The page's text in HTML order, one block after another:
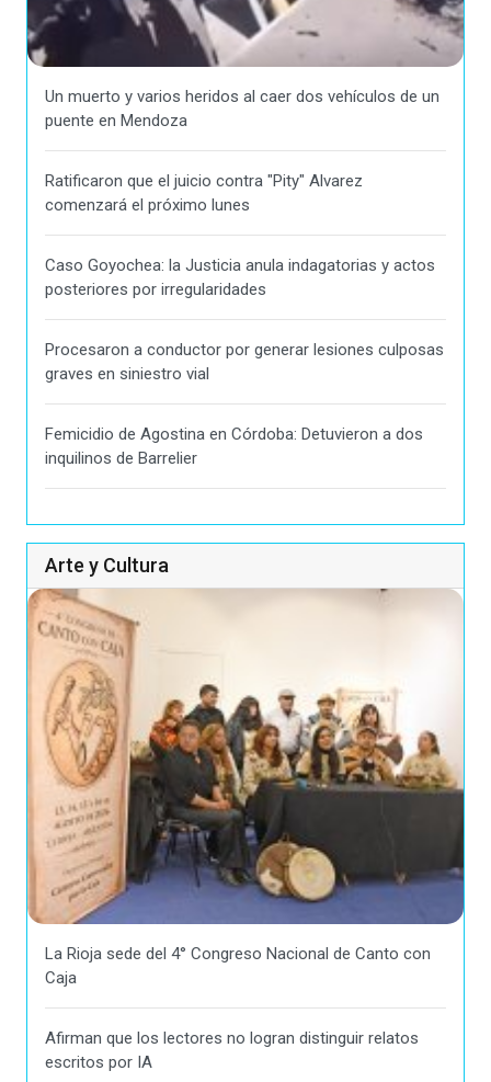
Un muerto y varios heridos al caer dos vehículos de un
puente en Mendoza
Ratificaron que el juicio contra "Pity" Alvarez
comenzará el próximo lunes
Caso Goyochea: la Justicia anula indagatorias y actos
posteriores por irregularidades
Procesaron a conductor por generar lesiones culposas
graves en siniestro vial
Femicidio de Agostina en Córdoba: Detuvieron a dos
inquilinos de Barrelier
Arte y Cultura
La Rioja sede del 4° Congreso Nacional de Canto con
Caja
Afirman que los lectores no logran distinguir relatos
escritos por IA